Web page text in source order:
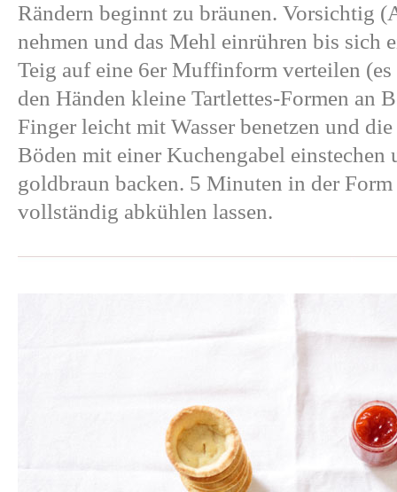
Rändern beginnt zu bräunen. Vorsichtig
nehmen und das Mehl einrühren bis sich
Teig auf eine 6er Muffinform verteilen
den Händen kleine Tartlettes-Formen an
Finger leicht mit Wasser benetzen und
Böden mit einer Kuchengabel
goldbraun backen. 5 Minuten in der
vollständig abkühlen lassen.